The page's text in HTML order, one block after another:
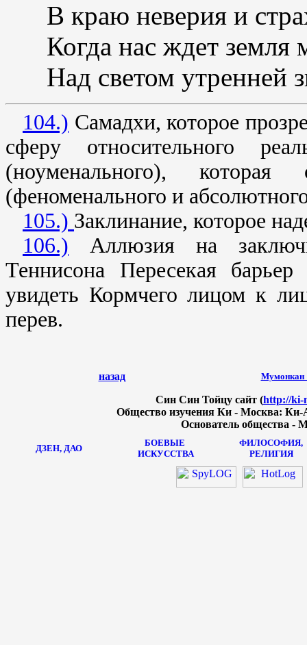
В краю неверия и
Когда нас ждет земля
Над светом утренней
104.) Самадхи, которое
сферу относительного
(ноуменального),
(феноменального и
105.) Заклинание, которое
106.) Аллюзия на
Теннисона Пересекая
увидеть Кормчего лицом к
перев.
назад Мумонкан
Син Син Тойцу сайт (http://ki-
Общество изучения Ки - Москва: Ки-
Основатель общества -
ДЗЕН, ДАО
БОЕВЫЕ
ИСКУССТВА
ФИЛОСОФИЯ,
РЕЛИГИЯ